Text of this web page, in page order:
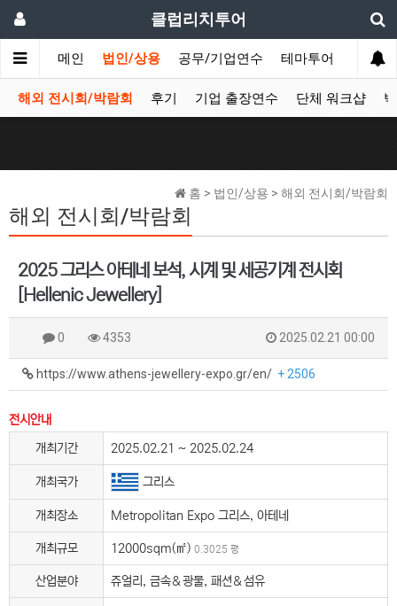
클럽리치투어
메인 법인/상용 공무/기업연수 테마투어 데이투
해외 전시회/박람회 후기 기업 출장연수 단체 워크샵
홈 > 법인/상용 > 해외 전시회/박람회
해외 전시회/박람회
2025 그리스 아테네 보석, 시계 및 세공기계 전시회
[Hellenic Jewellery]
0 4353 2025.02.21 00:00
https://www.athens-jewellery-expo.gr/en/ + 2506
전시안내
개최기간
2025.02.21 ~ 2025.02.24
개최국가 그리스
개최장소 Metropolitan Expo 그리스, 아테네
개최규모 12000sqm(㎡) 0.3025 평
산업분야 쥬얼리, 금속＆광물, 패션＆섬유